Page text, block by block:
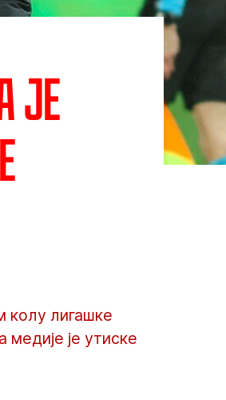
је
лигашке
је утиске